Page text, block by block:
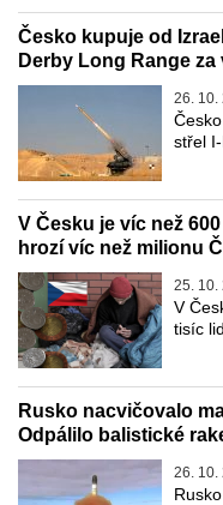
Česko kupuje od
Derby Long Range
26. 10.
střel
V Česku je víc než
hrozí víc než milionu
25. 10.
V
tisíc
Rusko nacvičovalo
Odpálilo balistické
26. 10.